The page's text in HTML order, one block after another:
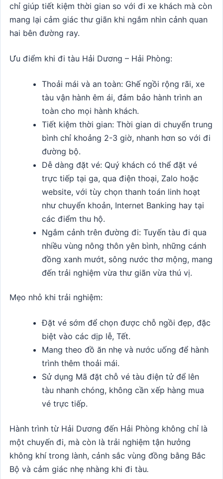
chỉ giúp tiết kiệm thời gian so với đi xe khách mà còn
mang lại cảm giác thư giãn khi ngắm nhìn cảnh quan
hai bên đường ray.
Ưu điểm khi đi tàu Hải Dương – Hải Phòng:
Thoải mái và an toàn: Ghế ngồi rộng rãi, xe
tàu vận hành êm ái, đảm bảo hành trình an
toàn cho mọi hành khách.
Tiết kiệm thời gian: Thời gian di chuyển trung
bình chỉ khoảng 2-3 giờ, nhanh hơn so với đi
đường bộ.
Dễ dàng đặt vé: Quý khách có thể đặt vé
trực tiếp tại ga, qua điện thoại, Zalo hoặc
website, với tùy chọn thanh toán linh hoạt
như chuyển khoản, Internet Banking hay tại
các điểm thu hộ.
Ngắm cảnh trên đường đi: Tuyến tàu đi qua
nhiều vùng nông thôn yên bình, những cánh
đồng xanh mướt, sông nước thơ mộng, mang
đến trải nghiệm vừa thư giãn vừa thú vị.
Mẹo nhỏ khi trải nghiệm:
Đặt vé sớm để chọn được chỗ ngồi đẹp, đặc
biệt vào các dịp lễ, Tết.
Mang theo đồ ăn nhẹ và nước uống để hành
trình thêm thoải mái.
Sử dụng Mã đặt chỗ vé tàu điện tử để lên
tàu nhanh chóng, không cần xếp hàng mua
vé trực tiếp.
Hành trình từ Hải Dương đến Hải Phòng không chỉ là
một chuyến đi, mà còn là trải nghiệm tận hưởng
không khí trong lành, cảnh sắc vùng đồng bằng Bắc
Bộ và cảm giác nhẹ nhàng khi đi tàu.